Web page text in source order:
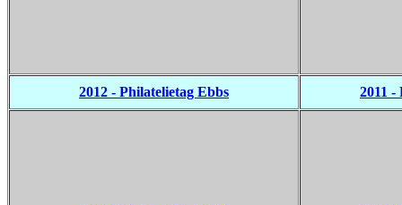
2012 - Philatelietag Ebbs 2011 -